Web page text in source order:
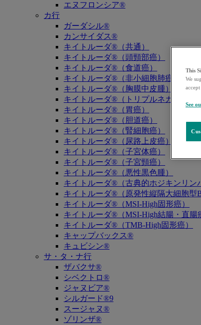
エヌフロンシア®
カ行
ガーダシル®
カンサイダス®
キイトルーダ®（共通）
キイトルーダ®（頭頸部癌）
キイトルーダ®（食道癌）
キイトルーダ®（非小細胞肺癌）
キイトルーダ®（胸膜中皮腫）
キイトルーダ®（トリプルネガティブ
キイトルーダ®（胃癌）
キイトルーダ®（胆道癌）
キイトルーダ®（腎細胞癌）
キイトルーダ®（尿路上皮癌）
キイトルーダ®（子宮体癌）
キイトルーダ®（子宮頸癌）
キイトルーダ®（悪性黒色腫）
キイトルーダ®（古典的ホジキンリン
キイトルーダ®（原発性縦隔大細胞型
キイトルーダ®（MSI-High固形癌）
キイトルーダ®（MSI-High結腸・直腸
キイトルーダ®（TMB-High固形癌）
キャップバックス®
キュビシン®
サ・タ・ナ行
ザバクサ®
シベクトロ®
ジャヌビア®
シルガード®9
スージャヌ®
ゾリンザ®
This
We
See